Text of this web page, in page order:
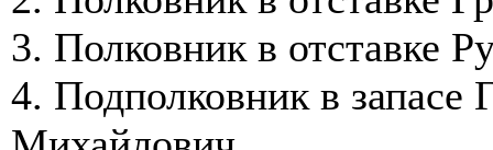
3. Полковник в отставке
4. Подполковник в запасе